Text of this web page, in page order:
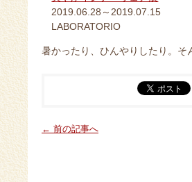
2019.06.28～2019.07.15
LABORATORIO
暑かったり、ひんやりしたり。そ
← 前の記事へ